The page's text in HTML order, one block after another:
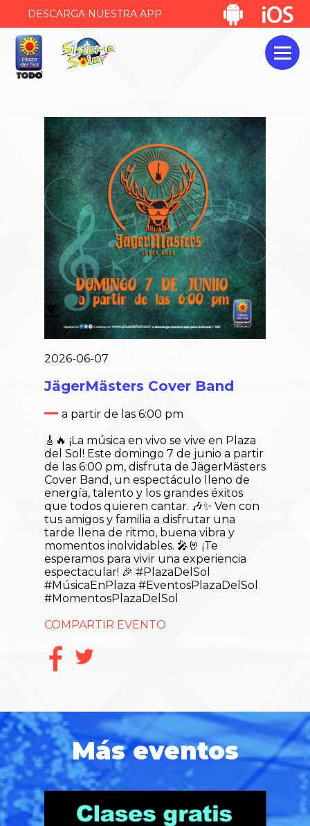
DESCARGA NUESTRA APP
2026-06-07
JägerMästers Cover Band
a partir de las 6:00 pm
🎸🔥 ¡La música en vivo se vive en Plaza
del Sol! Este domingo 7 de junio a partir
de las 6:00 pm, disfruta de JägerMästers
Cover Band, un espectáculo lleno de
energía, talento y los grandes éxitos
que todos quieren cantar. 🎶✨ Ven con
tus amigos y familia a disfrutar una
tarde llena de ritmo, buena vibra y
momentos inolvidables. 🎤🤘 ¡Te
esperamos para vivir una experiencia
espectacular! 🎉 #PlazaDelSol
#MúsicaEnPlaza #EventosPlazaDelSol
#MomentosPlazaDelSol
COMPARTIR EVENTO
Más eventos